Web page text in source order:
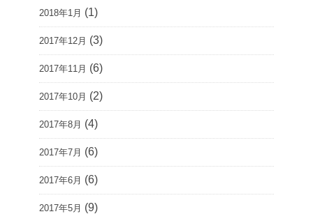
2018年1月 (1)
2017年12月 (3)
2017年11月 (6)
2017年10月 (2)
2017年8月 (4)
2017年7月 (6)
2017年6月 (6)
2017年5月 (9)